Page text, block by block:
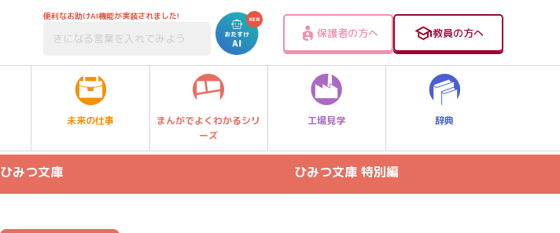
便利なお助けAI機能が実装されました!
保護者の方へ 教員の方へ
未来の仕事
まんがでよくわかるシリ
ーズ
工場見学 辞典
ひみつ文庫 ひみつ文庫 特別編